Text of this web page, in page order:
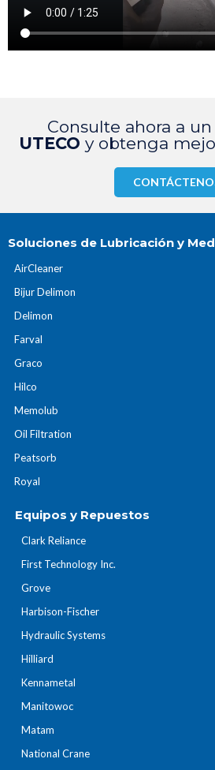
Consulte ahora a
UTECO y obtenga
Soluciones de Lubricación y
AirCleaner
Bijur Delimon
Delimon
Farval
Graco
Hilco
Memolub
Oil Filtration
Peatsorb
Royal
Equipos y Repuestos
Clark Reliance
First Technology Inc.
Grove
Harbison-Fischer
Hydraulic Systems
Hilliard
Kennametal
Manitowoc
Matam
National Crane